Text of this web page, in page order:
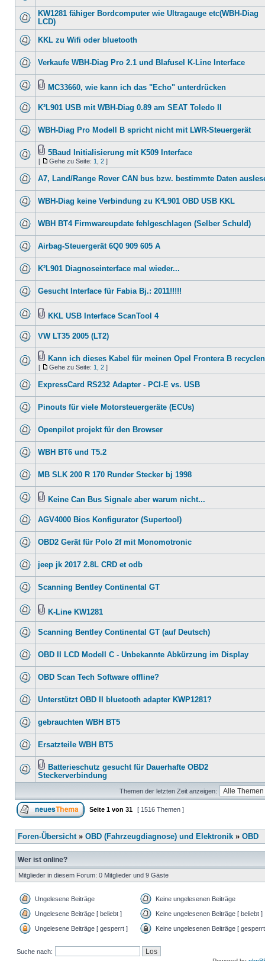
KW1281 fähiger Bordcomputer wie Ultragauge etc(WBH-Diag
LCD)
KKL zu Wifi oder bluetooth
Verkaufe WBH-Diag Pro 2.1 und Blafusel K-Line Interface
MC33660, wie kann ich das "Echo" unterdrücken
K²L901 USB mit WBH-Diag 0.89 am SEAT Toledo II
WBH-Diag Pro Modell B spricht nicht mit LWR-Steuergerät
5Baud Initialisierung mit K509 Interface
[ Gehe zu Seite: 1 2 ]
A7, Land/Range Rover CAN bus bzw. bestimmte Daten
WBH-Diag keine Verbindung zu K²L901 OBD USB KKL
WBH BT4 Firmwareupdate fehlgeschlagen (Selber Schuld)
Airbag-Steuergerät 6Q0 909 605 A
K²L901 Diagnoseinterface mal wieder...
Gesucht Interface für Fabia Bj.: 2011!!!!!
KKL USB Interface ScanTool 4
VW LT35 2005 (LT2)
Kann ich dieses Kabel für meinen Opel Frontera B
[ Gehe zu Seite: 1 2 ]
ExpressCard RS232 Adapter - PCI-E vs. USB
Pinouts für viele Motorsteuergeräte (ECUs)
Openpilot projekt für den Browser
WBH BT6 und T5.2
MB SLK 200 R 170 Runder Stecker bj 1998
Keine Can Bus Signale aber warum nicht...
AGV4000 Bios Konfigurator (Supertool)
OBD2 Gerät für Polo 2f mit Monomotronic
jeep jk 2017 2.8L CRD et odb
Scanning Bentley Continental GT
K-Line KW1281
Scanning Bentley Continental GT (auf Deutsch)
OBD II LCD Modell C - Unbekannte Abkürzung im Display
OBD Scan Tech Software offline?
Unterstützt OBD II bluetooth adapter KWP1281?
gebrauchten WBH BT5
Ersatzteile WBH BT5
Batterieschutz gesucht für Dauerhafte OBD2
Steckerverbindung
Themen der letzten Zeit anzeigen:
Seite 1 von 31 [ 1516 Themen ]
Foren-Übersicht» OBD (Fahrzeugdiagnose) und Elektronik » OBD
Wer ist online?
Mitglieder in diesem Forum: 0 Mitglieder und 9 Gäste
Ungelesene Beiträge Keine ungelesenen Beiträge
Ungelesene Beiträge [ beliebt ] Keine ungelesenen Beiträge [ beliebt ]
Ungelesene Beiträge [ gesperrt ] Keine ungelesenen Beiträge [
Suche nach: